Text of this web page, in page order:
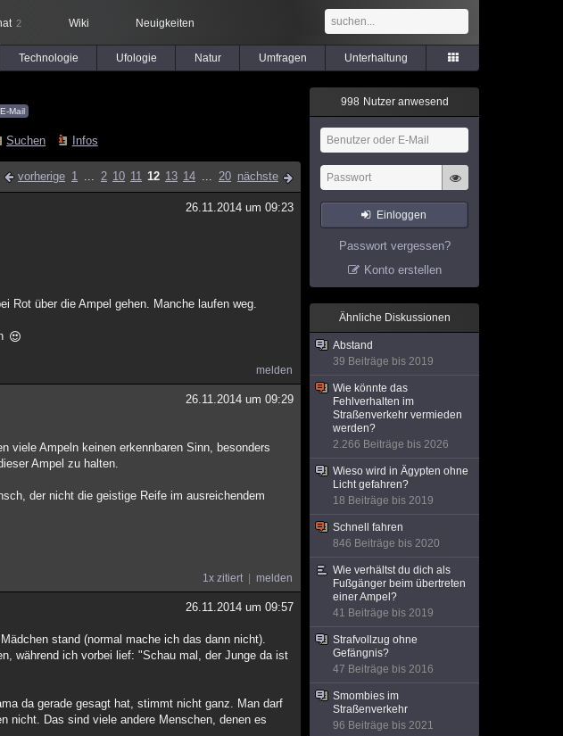
2 Wiki Neuigkeiten
Technologie Ufologie Natur Umfragen Unterhaltung
E-Mail
Suchen Infos
vorherige 1 ... 2 10 11 12 13 14 ... 20 nächste
26.11.2014 um 09:23
Rot über die Ampel gehen. Manche laufen weg.
melden
26.11.2014 um 09:29
viele Ampeln keinen erkennbaren Sinn, besonders
Ampel zu halten.
der nicht die geistige Reife im ausreichendem
1x zitiert melden
26.11.2014 um 09:57
stand (normal mache ich das dann nicht).
während ich vorbei lief: "Schau mal, der Junge da ist
da gerade gesagt hat, stimmt nicht ganz. Man darf
nicht. Das sind viele andere Menschen, denen es
998 Nutzer anwesend
Einloggen
Passwort vergessen?
Konto erstellen
Ähnliche Diskussionen
Abstand
39 Beiträge bis 2019
Wie könnte das
Fehlverhalten im
Straßenverkehr vermieden
werden?
2.266 Beiträge bis 2026
Wieso wird in Ägypten ohne
Licht gefahren?
18 Beiträge bis 2019
Schnell fahren
846 Beiträge bis 2020
Wie verhältst du dich als
Fußgänger beim übertreten
einer Ampel?
41 Beiträge bis 2019
Strafvollzug ohne
Gefängnis?
47 Beiträge bis 2016
Smombies im
Straßenverkehr
96 Beiträge bis 2021